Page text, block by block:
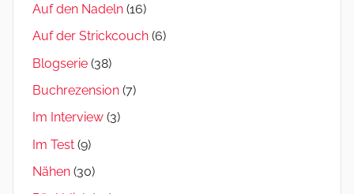
Auf den Nadeln (16)
Auf der Strickcouch (6)
Blogserie (38)
Buchrezension (7)
Im Interview (3)
Im Test (9)
Nähen (30)